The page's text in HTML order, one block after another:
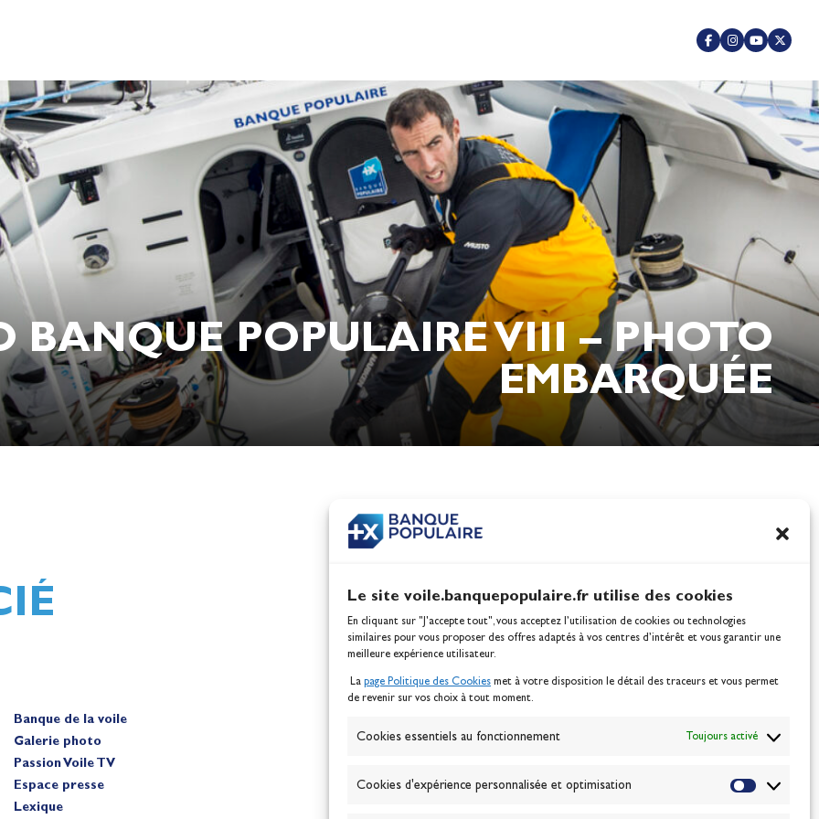
Le site voile.banquepopulaire.fr utilise des cookies
En cliquant sur "J'accepte tout", vous acceptez l’utilisation de cookies ou technologies
similaires pour vous proposer des offres adaptés à vos centres d’intérêt et vous garantir une
meilleure expérience utilisateur.
La page Politique des Cookies met à votre disposition le détail des traceurs et vous permet
de revenir sur vos choix à tout moment.
Cookies essentiels au fonctionnement Toujours activé
Cookies d'expérience personnalisée et optimisation
BANQUE POPULAIRE VIII – PHOTO
EMBARQUÉE
Berthomieu, vice-championnes
100% Glisse - Écoles
Banque de la voile
Galerie photo
Passion Voile TV
Espace presse
Lexique
ABONNEZ-VOUS